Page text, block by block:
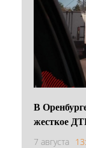
В
жесткое
7 августа